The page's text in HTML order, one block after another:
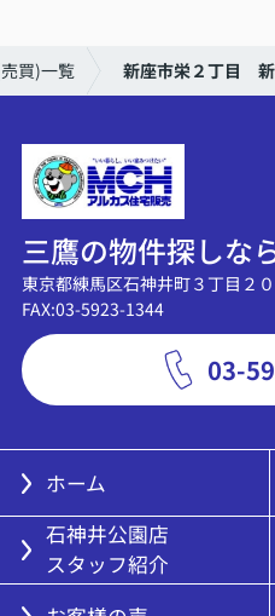
買)一覧 新座市栄２丁目
三鷹の物件探しな
東京都練馬区石神井町３丁目２
FAX:03-5923-1344
03-
ホーム
石神井公園店
スタッフ紹介